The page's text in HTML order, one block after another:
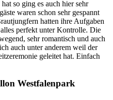
so ging es auch hier sehr
waren schon sehr gespannt
hatten ihre Aufgaben
perfekt unter Kontrolle. Die
sehr romantisch und auch
auch unter anderem weil der
geleitet hat. Einfach
Westfalenpark